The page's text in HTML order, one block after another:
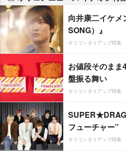
向井康二イケメ
SONG）』
オリコンタイアップ特集
お値段そのま
盤振る舞い
オリコンタイアップ特集
フューチャー”
オリコンタイアップ特集